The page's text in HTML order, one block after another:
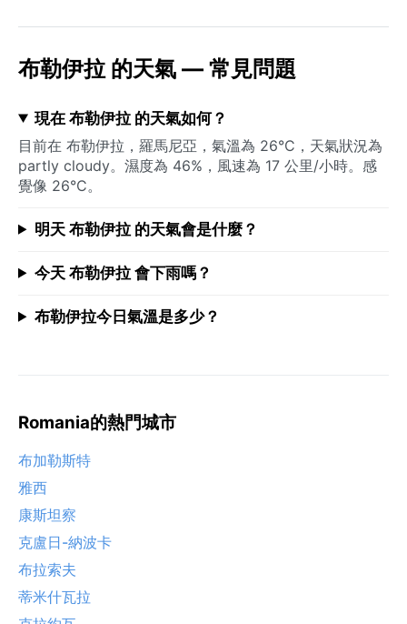
布勒伊拉 的天氣 — 常見問題
現在 布勒伊拉 的天氣如何？
目前在 布勒伊拉，羅馬尼亞，氣溫為 26°C，天氣狀況為
partly cloudy。濕度為 46%，風速為 17 公里/小時。感
覺像 26°C。
明天 布勒伊拉 的天氣會是什麼？
今天 布勒伊拉 會下雨嗎？
布勒伊拉今日氣溫是多少？
Romania的熱門城市
布加勒斯特
雅西
康斯坦察
克盧日-納波卡
布拉索夫
蒂米什瓦拉